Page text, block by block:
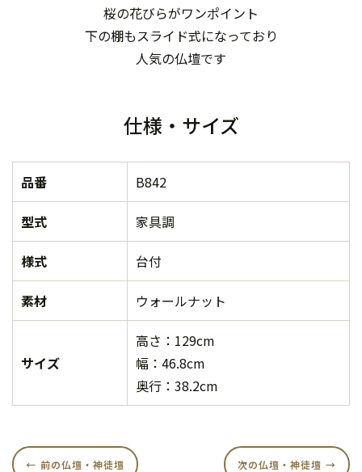
桜の花びらがワンポイント
下の棚もスライド式になっており
人気の仏壇です
仕様・サイズ
品番 B842
型式 家具調
様式 台付
素材 ウォールナット
サイズ
高さ：129cm
幅：46.8cm
奥行：38.2cm
前の仏壇・神徒壇 次の仏壇・神徒壇